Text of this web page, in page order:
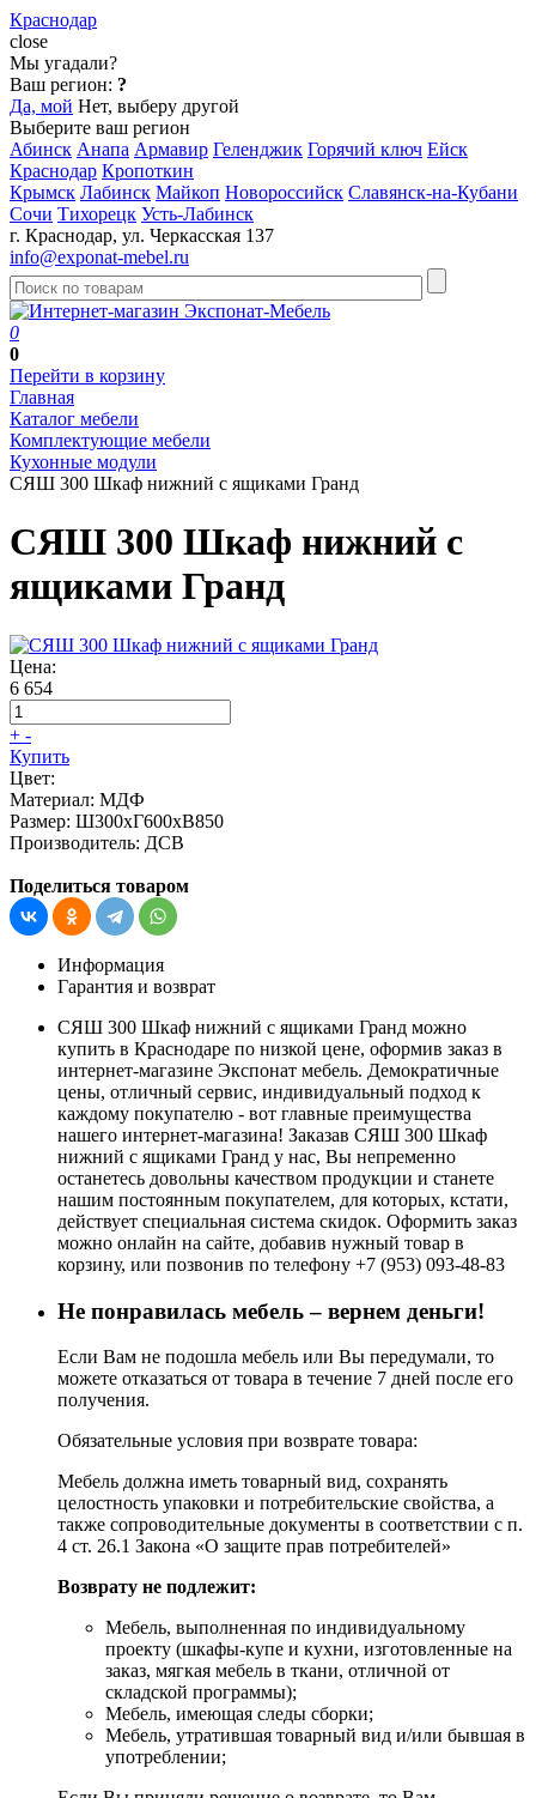
Краснодар
close
Мы угадали?
Ваш регион: ?
Да, мой Нет, выберу другой
Выберите ваш регион
Абинск Анапа Армавир Геленджик Горячий ключ Ейск
Краснодар Кропоткин
Крымск Лабинск Майкоп Новороссийск Славянск-на-Кубани
Сочи Тихорецк Усть-Лабинск
г. Краснодар, ул. Черкасская 137
info@exponat-mebel.ru
0
0
Перейти в корзину
Главная
Каталог мебели
Комплектующие мебели
Кухонные модули
СЯШ 300 Шкаф нижний с ящиками Гранд
СЯШ 300 Шкаф нижний с
ящиками Гранд
Цена:
6 654
+ -
Купить
Цвет:
Материал: МДФ
Размер: Ш300хГ600хВ850
Производитель: ДСВ
Поделиться товаром
Информация
Гарантия и возврат
СЯШ 300 Шкаф нижний с ящиками Гранд можно
купить в Краснодаре по низкой цене, оформив заказ в
интернет-магазине Экспонат мебель. Демократичные
цены, отличный сервис, индивидуальный подход к
каждому покупателю - вот главные преимущества
нашего интернет-магазина! Заказав СЯШ 300 Шкаф
нижний с ящиками Гранд у нас, Вы непременно
останетесь довольны качеством продукции и станете
нашим постоянным покупателем, для которых, кстати,
действует специальная система скидок. Оформить заказ
можно онлайн на сайте, добавив нужный товар в
корзину, или позвонив по телефону +7 (953) 093-48-83
Не понравилась мебель – вернем деньги!
Если Вам не подошла мебель или Вы передумали, то
можете отказаться от товара в течение 7 дней после его
получения.
Обязательные условия при возврате товара:
Мебель должна иметь товарный вид, сохранять
целостность упаковки и потребительские свойства, а
также сопроводительные документы в соответствии с п.
4 ст. 26.1 Закона «О защите прав потребителей»
Возврату не подлежит:
Мебель, выполненная по индивидуальному
проекту (шкафы-купе и кухни, изготовленные на
заказ, мягкая мебель в ткани, отличной от
складской программы);
Мебель, имеющая следы сборки;
Мебель, утратившая товарный вид и/или бывшая в
употреблении;